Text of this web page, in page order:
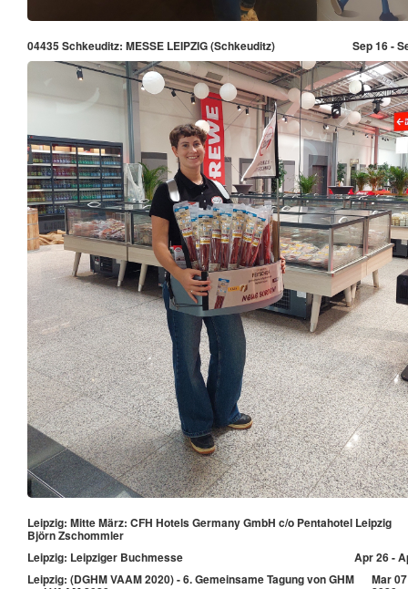
04435 Schkeuditz: MESSE LEIPZIG (Schkeuditz) Sep 16 -
Leipzig: Mitte März: CFH Hotels Germany GmbH c/o Pentahotel Leipzig
Björn Zschommler
Leipzig: Leipziger Buchmesse
Apr 26 -
Leipzig: (DGHM VAAM 2020) - 6. Gemeinsame Tagung von GHM
Mar